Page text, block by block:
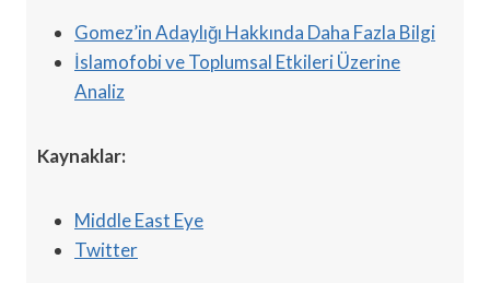
Gomez’in Adaylığı Hakkında Daha Fazla Bilgi
İslamofobi ve Toplumsal Etkileri Üzerine
Analiz
Kaynaklar:
Middle East Eye
Twitter